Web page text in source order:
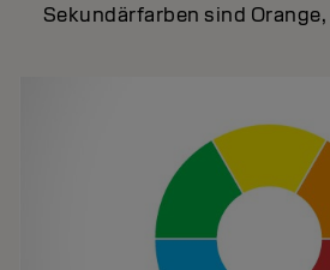
Sekundärfarben sind